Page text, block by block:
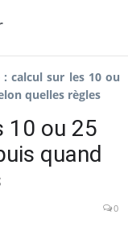
: calcul sur les 10 ou
quelles règles
10 ou 25
quand
0